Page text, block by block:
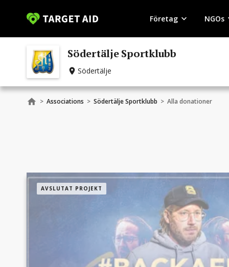
Företag NGOs
Södertälje Sportklubb
Södertälje
> Associations > Södertälje Sportklubb > Alla donationer
AVSLUTAT PROJEKT